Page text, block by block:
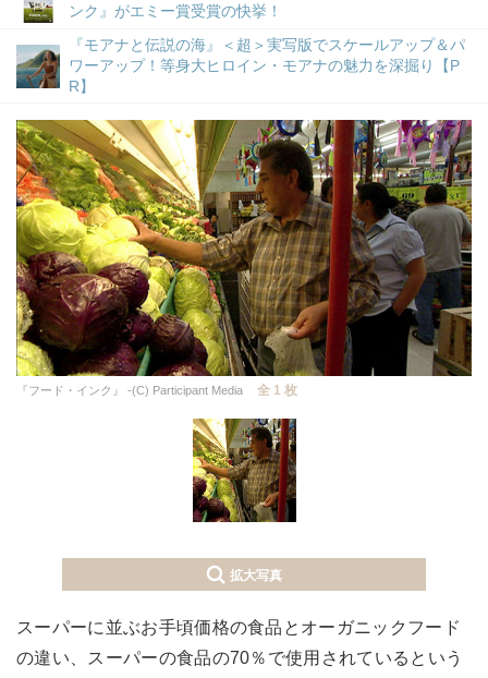
ンク』がエミー賞受賞の快挙！
『モアナと伝説の海』＜超＞実写版でスケールアップ＆パ
ワーアップ！等身大ヒロイン・モアナの魅力を深掘り【P
R】
『フード・インク』 -(C) Participant Media 全 1 枚
拡大写真
スーパーに並ぶお手頃価格の食品とオーガニックフード
の違い、スーパーの食品の70％で使用されているという